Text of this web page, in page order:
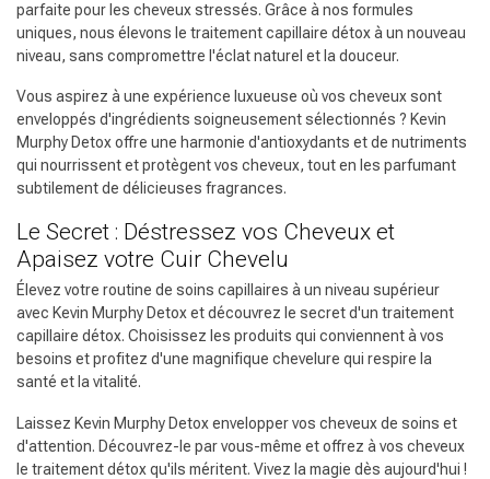
Permanente CombiDeals
parfaite pour les cheveux stressés. Grâce à nos formules
uniques, nous élevons le traitement capillaire détox à un nouveau
niveau, sans compromettre l'éclat naturel et la douceur.
Vous aspirez à une expérience luxueuse où vos cheveux sont
enveloppés d'ingrédients soigneusement sélectionnés ? Kevin
Murphy Detox offre une harmonie d'antioxydants et de nutriments
qui nourrissent et protègent vos cheveux, tout en les parfumant
subtilement de délicieuses fragrances.
Le Secret : Déstressez vos Cheveux et
Apaisez votre Cuir Chevelu
Élevez votre routine de soins capillaires à un niveau supérieur
avec Kevin Murphy Detox et découvrez le secret d'un traitement
capillaire détox. Choisissez les produits qui conviennent à vos
besoins et profitez d'une magnifique chevelure qui respire la
santé et la vitalité.
Laissez Kevin Murphy Detox envelopper vos cheveux de soins et
d'attention. Découvrez-le par vous-même et offrez à vos cheveux
le traitement détox qu'ils méritent. Vivez la magie dès aujourd'hui !